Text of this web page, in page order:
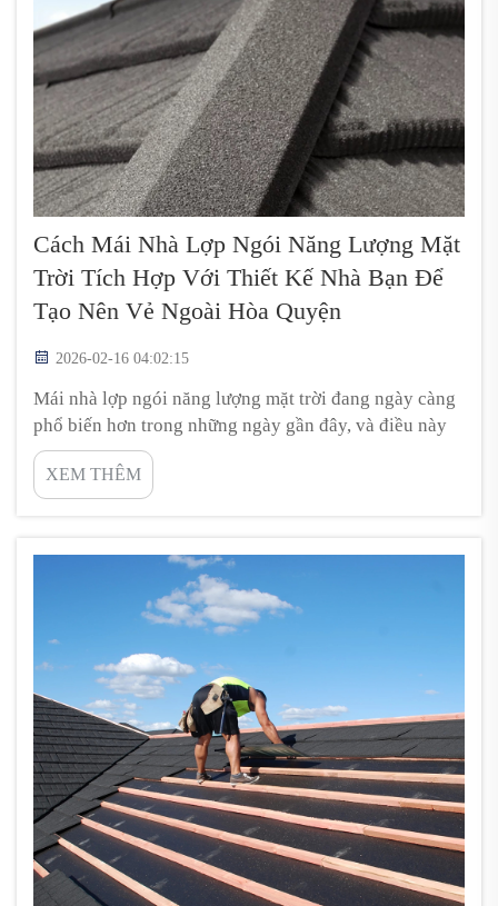
Cách Mái Nhà Lợp Ngói Năng Lượng Mặt
Trời Tích Hợp Với Thiết Kế Nhà Bạn Để
Tạo Nên Vẻ Ngoài Hòa Quyện
2026-02-16 04:02:15
Mái nhà lợp ngói năng lượng mặt trời đang ngày càng
phổ biến hơn trong những ngày gần đây, và điều này
hoàn toàn có lý do chính đáng. Loại mái nhà này kết
hợp vẻ ngoài đẹp mắt của kiểu lợp truyền thống với
khả năng tạo ra năng lượng mặt trời. Khi bạn chọn mái
hữu một diện mạo thời thượng mà còn góp phần bảo
vệ môi trường một cách nhỏ bé. Để...
XEM THÊM